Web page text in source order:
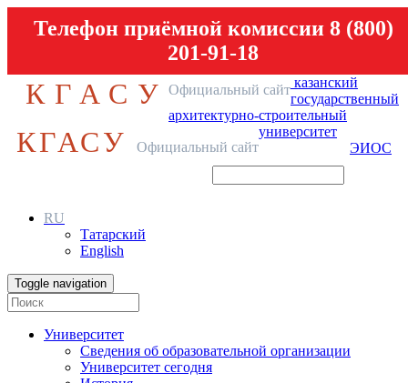
Телефон приёмной комиссии 8 (800)
201-91-18
КГАСУ Официальный сайт казанский
государственный
архитектурно-строительный
университет
КГАСУ Официальный сайт ЭИОС
RU
Татарский
English
Toggle navigation
Университет
Сведения об образовательной организации
Университет сегодня